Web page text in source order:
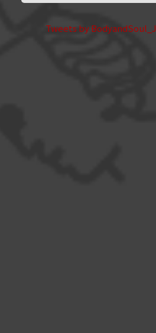
Tweets by BodyandSoul_J